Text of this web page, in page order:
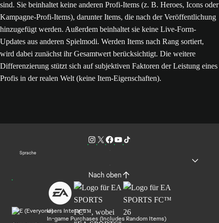
sind. Sie beinhaltet keine anderen Profi-Items (z. B. Heroes, Icons oder
Kampagne-Profi-Items), darunter Items, die nach der Veröffentlichung
hinzugefügt werden. Außerdem beinhaltet sie keine Live-Form-
Updates aus anderen Spielmodi. Werden Items nach Rang sortiert,
wird dabei zunächst ihr Gesamtwert berücksichtigt. Die weitere
Differenzierung stützt sich auf subjektiven Faktoren der Leistung eines
Profis in der realen Welt (keine Item-Eigenschaften).
Sprache
Nach oben
Users Interact
In-game Purchases (Includes Random Items)